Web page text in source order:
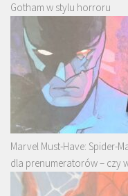
Gotham w stylu horroru
Marvel Must-Have: Spider-
dla prenumeratorów – czy